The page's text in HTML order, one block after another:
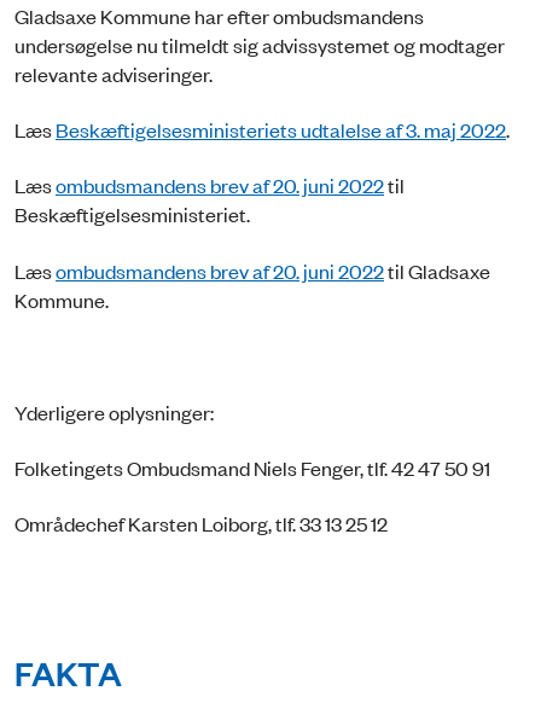
Gladsaxe Kommune har efter ombudsmandens
undersøgelse nu tilmeldt sig advissystemet og modtager
relevante adviseringer.
LæsBeskæftigelsesministeriets udtalelse af 3. maj 2022.
Læsombudsmandens brev af 20. juni 2022til
Beskæftigelsesministeriet.
Læsombudsmandens brev af 20. juni 2022til Gladsaxe
Kommune.
Yderligere oplysninger:
Folketingets Ombudsmand Niels Fenger, tlf. 42 47 50 91
Områdechef Karsten Loiborg, tlf. 33 13 25 12
FAKTA